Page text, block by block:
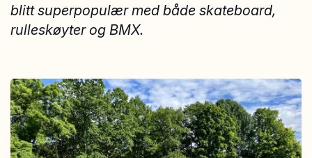
blitt superpopulær med både skateboard,
rulleskøyter og BMX.